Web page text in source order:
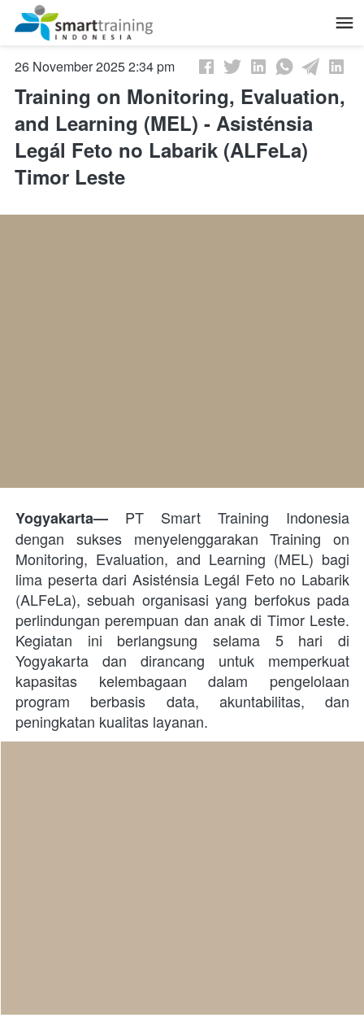
November 26, 2025, 7:34 am
Training on Monitoring, Evaluation,
and Learning (MEL) - Asisténsia
Legál Feto no Labarik (ALFeLa)
Timor Leste
Yogyakarta— PT Smart Training Indonesia
dengan sukses menyelenggarakan Training on
Monitoring, Evaluation, and Learning (MEL) bagi
lima peserta dari Asisténsia Legál Feto no Labarik
(ALFeLa), sebuah organisasi yang berfokus pada
perlindungan perempuan dan anak di Timor Leste.
Kegiatan ini berlangsung selama 5 hari di
Yogyakarta dan dirancang untuk memperkuat
kapasitas kelembagaan dalam pengelolaan
program berbasis data, akuntabilitas, dan
peningkatan kualitas layanan.